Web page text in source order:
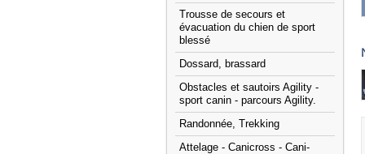
Trousse de secours et
évacuation du chien de sport
blessé
Dossard, brassard
Obstacles et sautoirs Agility -
sport canin - parcours Agility.
Randonnée, Trekking
Attelage - Canicross - Cani-